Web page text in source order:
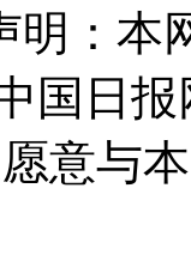
明：
国日
意与